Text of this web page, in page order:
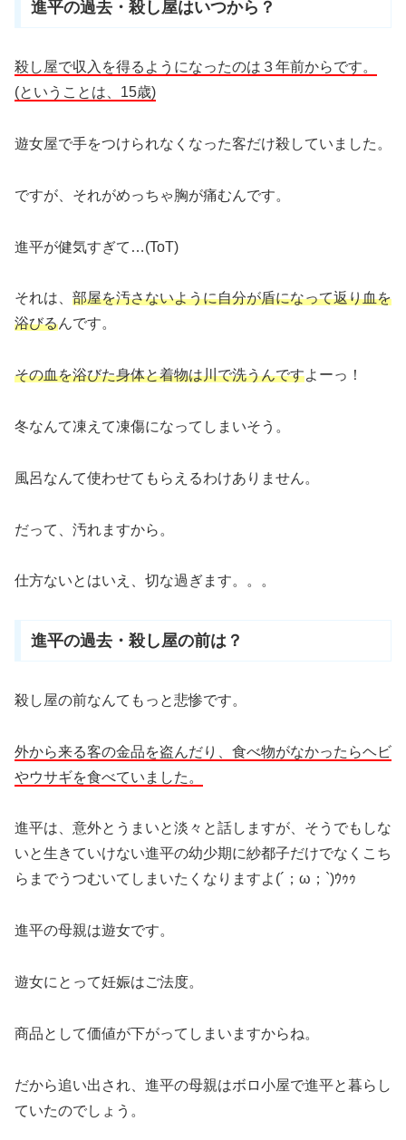
進平の過去・殺し屋はいつから？
殺し屋で収入を得るようになったのは３年前からです。
(ということは、15歳)
遊女屋で手をつけられなくなった客だけ殺していました。
ですが、それがめっちゃ胸が痛むんです。
進平が健気すぎて…(ToT)
それは、 部屋を汚さないように自分が盾になって返り血を
浴びるんです。
その血を浴びた身体と着物は川で洗うんですよーっ！
冬なんて凍えて凍傷になってしまいそう。
風呂なんて使わせてもらえるわけありません。
だって、汚れますから。
仕方ないとはいえ、切な過ぎます。。。
進平の過去・殺し屋の前は？
殺し屋の前なんてもっと悲惨です。
外から来る客の金品を盗んだり、食べ物がなかったらヘビ
やウサギを食べていました。
進平は、意外とうまいと淡々と話しますが、そうでもしな
いと生きていけない進平の幼少期に紗都子だけでなくこち
らまでうつむいてしまいたくなりますよ(´；ω；`)ｳｩｩ
進平の母親は遊女です。
遊女にとって妊娠はご法度。
商品として価値が下がってしまいますからね。
だから追い出され、進平の母親はボロ小屋で進平と暮らし
ていたのでしょう。